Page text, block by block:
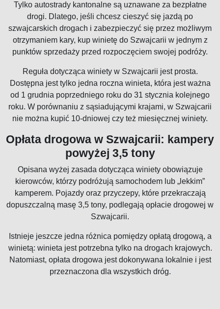
Tylko autostrady kantonalne są uznawane za bezpłatne
drogi. Dlatego, jeśli chcesz cieszyć się jazdą po
szwajcarskich drogach i zabezpieczyć się przez możliwym
otrzymaniem kary, kup winietę do Szwajcarii w jednym z
punktów sprzedaży przed rozpoczęciem swojej podróży.
Reguła dotycząca winiety w Szwajcarii jest prosta.
Dostępna jest tylko jedna roczna winieta, która jest ważna
od 1 grudnia poprzedniego roku do 31 stycznia kolejnego
roku. W porównaniu z sąsiadującymi krajami, w Szwajcarii
nie można kupić 10-dniowej czy też miesięcznej winiety.
Opłata drogowa w Szwajcarii: kampery
powyżej 3,5 tony
Opisana wyżej zasada dotycząca winiety obowiązuje
kierowców, którzy podróżują samochodem lub „lekkim”
kamperem. Pojazdy oraz przyczepy, które przekraczają
dopuszczalną masę 3,5 tony, podlegają opłacie drogowej w
Szwajcarii.
Istnieje jeszcze jedna różnica pomiędzy opłatą drogową, a
winietą: winieta jest potrzebna tylko na drogach krajowych.
Natomiast, opłata drogowa jest dokonywana lokalnie i jest
przeznaczona dla wszystkich dróg.